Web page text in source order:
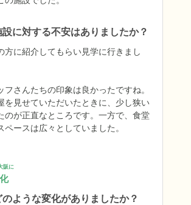
設に対する不安はありましたか？
方に紹介してもらい見学に行きまし
フさんたちの印象は良かったですね。
を見せていただいたときに、少し狭い
のが正直なところです。一方で、食堂
ペースは広々としていました。
阪に
ような変化がありましたか？